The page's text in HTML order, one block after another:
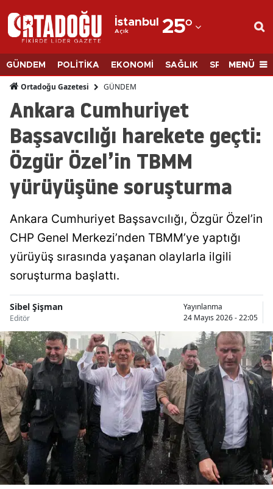
İstanbul
Açık 25°
Adana
Adıyaman
Afyonkarahisar
Ağrı
Amasya
Ankara
Antalya
Aydın
Balıkesir
Bitlis
Bolu
Burdur
Bursa
Çanakkale
Çankırı
Çorum
GÜNDEM POLİTİKA EKONOMİ SAĞLIK SPORMENÜ
Ortadoğu Gazetesi GÜNDEM
Ankara Cumhuriyet
Başsavcılığı harekete geçti:
Özgür Özel’in TBMM
yürüyüşüne soruşturma
Ankara Cumhuriyet Başsavcılığı, Özgür Özel’in
CHP Genel Merkezi’nden TBMM’ye yaptığı
yürüyüş sırasında yaşanan olaylarla ilgili
soruşturma başlattı.
Sibel Şişman
Editör
Yayınlanma
24 Mayıs 2026 - 22:05